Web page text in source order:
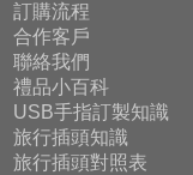
訂購流程
合作客戶
聯絡我們
禮品小百科
USB手指訂製知識
旅行插頭知識
旅行插頭對照表